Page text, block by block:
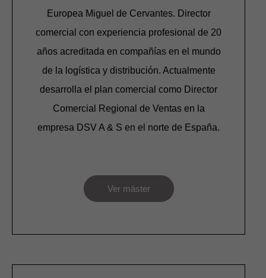
Europea Miguel de Cervantes. Director
comercial con experiencia profesional de 20
años acreditada en compañías en el mundo
de la logística y distribución. Actualmente
desarrolla el plan comercial como Director
Comercial Regional de Ventas en la
empresa DSV A & S en el norte de España.
Ver máster